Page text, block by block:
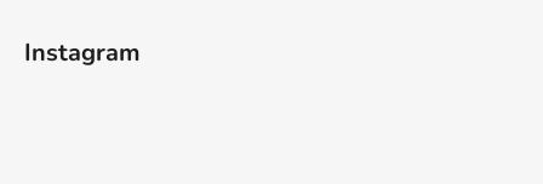
Instagram